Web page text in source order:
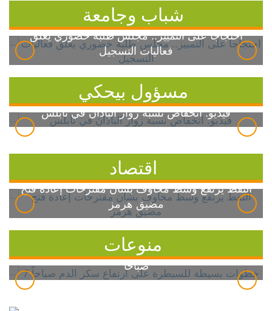
شباب وجامعة
احتجاجاً على التمييز.. مجلس طلبة خضوري يعلق
فعاليات التسجيل
مسؤول بيحكي
فيديو: انخفاض نسبة زوار الباذان في نابلس
اقتصاد
النفط يرتفع وسط مخاوف بشأن مقترحات إعادة فتح
مضيق هرمز
منوعات
7 خطوات بسيطة للسيطرة على ارتفاع سكر الدم
صباحاً